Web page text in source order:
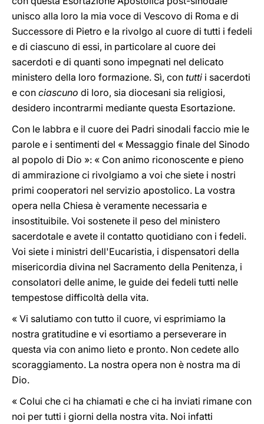
unisco alla loro la mia voce di Vescovo di Roma e di
Successore di Pietro e la rivolgo al cuore di tutti i fedeli
e di ciascuno di essi, in particolare al cuore dei
sacerdoti e di quanti sono impegnati nel delicato
ministero della loro formazione. Sì, con tutti i sacerdoti
e con ciascuno di loro, sia diocesani sia religiosi,
desidero incontrarmi mediante questa Esortazione.
Con le labbra e il cuore dei Padri sinodali faccio mie le
parole e i sentimenti del « Messaggio finale del Sinodo
al popolo di Dio »: « Con animo riconoscente e pieno
di ammirazione ci rivolgiamo a voi che siete i nostri
primi cooperatori nel servizio apostolico. La vostra
opera nella Chiesa è veramente necessaria e
insostituibile. Voi sostenete il peso del ministero
sacerdotale e avete il contatto quotidiano con i fedeli.
Voi siete i ministri dell'Eucaristia, i dispensatori della
misericordia divina nel Sacramento della Penitenza, i
consolatori delle anime, le guide dei fedeli tutti nelle
tempestose difficoltà della vita.
« Vi salutiamo con tutto il cuore, vi esprimiamo la
nostra gratitudine e vi esortiamo a perseverare in
questa via con animo lieto e pronto. Non cedete allo
scoraggiamento. La nostra opera non è nostra ma di
Dio.
« Colui che ci ha chiamati e che ci ha inviati rimane con
noi per tutti i giorni della nostra vita. Noi infatti